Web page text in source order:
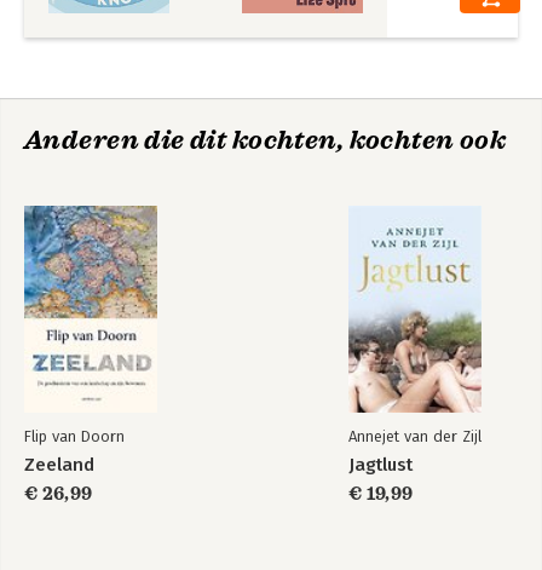
Anderen die dit kochten, kochten ook
Flip van Doorn
Zeeland
€ 26,99
Annejet van der Zijl
Jagtlust
€ 19,99